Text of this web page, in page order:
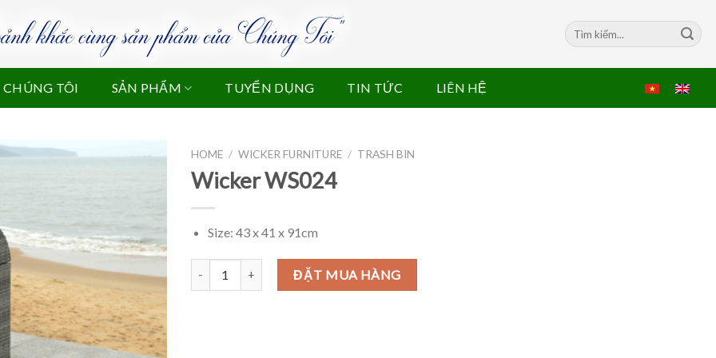
Search
for:
CHÚNG TÔI SẢN PHẨM TUYỂN DỤNG TIN TỨC LIÊN HỆ
HOME / WICKER FURNITURE / TRASH BIN
Wicker WS024
Size: 43 x 41 x 91cm
Wicker WS024 quantityĐẶT MUA HÀNG